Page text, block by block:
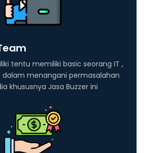
tentu memiliki basic seorang IT ,
menangani permasalahan
khususnya Jasa Buzzer ini